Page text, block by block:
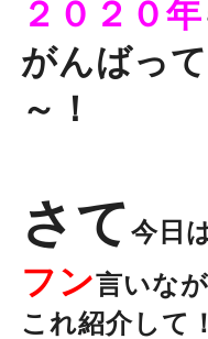
２０２０年
がんばっ
～！
さて今日
フン言いな
これ紹介して